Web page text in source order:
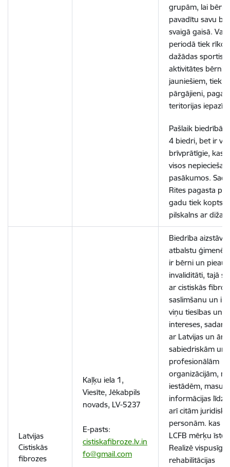
grupām, lai bērni
pavadītu savu
svaigā gaisā.
periodā tiek
dažādas
aktivitātes
jauniešiem, tiek
pārgājieni,
teritorijas
Pašlaik biedrībā
4 biedri, bet ir
brīvprātīgie, kas
visos
pasākumos.
Rites pagasta
gadu tiek kopts
pilskalns ar
Latvijas
Cistiskās
fibrozes
Kaļķu iela 1,
Viesīte, Jēkabpils
novads, LV-5237
E-pasts:
cistiskafibroze.lv.in
fo@gmail.com
Biedrība aizstāv
atbalstu
ir bērni un
invaliditāti, tajā
ar cistiskās
saslimšanu un
viņu tiesības un
intereses,
ar Latvijas un
sabiedriskām un
profesionālām
organizācijām,
iestādēm, masu
informācijas
arī citām
personām. kas
LCFB mērķu
Realizē vispusīgas
rehabilitācijas